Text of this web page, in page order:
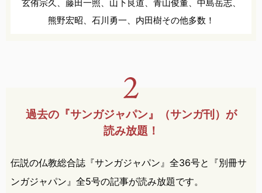
玄侑宗久、 藤田一照、 山下良道、 青山俊董、 中島岳志、
熊野宏昭、 石川勇一、 内田樹その他多数！
過去の『サンガジャパン』
（サンガ刊）が
読み放題！
伝説の仏教総合誌『サンガジャパン』全36号と『別冊サ
ンガジャパン』全5号の記事が読み放題です。